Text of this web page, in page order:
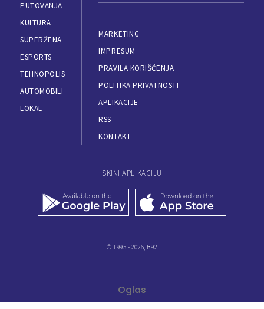
PUTOVANJA
KULTURA
SUPERŽENA
ESPORTS
TEHNOPOLIS
AUTOMOBILI
LOKAL
MARKETING
IMPRESUM
PRAVILA KORIŠĆENJA
POLITIKA PRIVATNOSTI
APLIKACIJE
RSS
KONTAKT
SKINI APLIKACIJU
© 1995 - 2026, B92